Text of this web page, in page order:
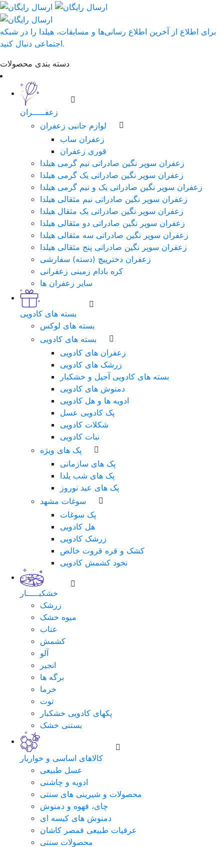
برای اطلاع از آخرین اطلاع رسانی‌ها و مسابقات، هیلدا را در شبکه
اجتماعی دنبال کنید.
دسته بندی محصولات
زعفـــــران
لوازم جانبی زعفران
زعفران ساب
قوری زعفران
زعفران سوپر نگین صادراتی نیم گرمی هیلدا
زعفران سوپر نگین صادراتی یک گرمی هیلدا
زعفران سوپر نگین صادراتی یک و نیم گرمی هیلدا
زعفران سوپر نگین صادراتی نیم مثقالی هیلدا
زعفران سوپر نگین صادراتی یک مثقال هیلدا
زعفران سوپر نگین صادراتی دو مثقالی هیلدا
زعفران سوپر نگین صادراتی سه مثقالی هیلدا
زعفران سوپر نگین صادراتی پنج مثقالی هیلدا
زعفران دخترپیچ (دسته) سفارشی
کره بادام زمینی زعفرانی
سایر زعفران ها
بسته های کادویی
بسته های لوکس
بسته های کادویی
زعفران های کادویی
زرشک های کادویی
بسته های کادویی آجیل و خشکبار
دمنوش های کادویی
ادویه ها و هل کادویی
پک کادویی عسل
شکلات کادویی
نبات کادویی
پک های ویژه
پک های سازمانی
پک های شب یلدا
پک های عید نوروز
سوغات مشهد
پک سوغات
هل کادویی
زرشک کادویی
کشک و قره قروت خالص
نخود کشمش کادویی
خشکبـــــار
زرشک
میوه خشک
عناب
کشمش
آلو
انجیر
برگه ها
خرما
توت
پکهای کادویی خشکبار
بستنی خشک
کالاهای اساسی و خواربار
عسل طبیعی
ادویه و چاشنی
محصولات و شیرینی های سنتی
چای، قهوه و دمنوش
دمنوش های کیسه ای
عرقیات طبیعی قمصر کاشان
محصولات سنتی